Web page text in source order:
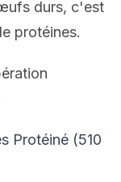
durs, c'est
protéines.
Protéiné (510